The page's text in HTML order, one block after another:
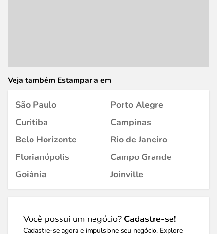
Veja também Estamparia em
São Paulo
Porto Alegre
Curitiba
Campinas
Belo Horizonte
Rio de Janeiro
Florianópolis
Campo Grande
Goiânia
Joinville
Você possui um negócio? Cadastre-se!
Cadastre-se agora e impulsione seu negócio. Explore